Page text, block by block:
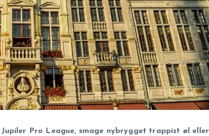
Pro League, smage nybrygget trappist øl eller